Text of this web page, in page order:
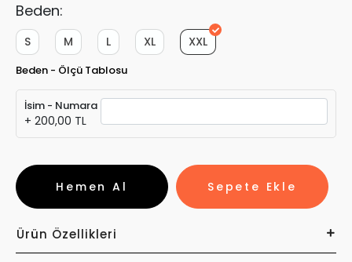
Beden:
XXL
XL
L
M
S
Beden - Ölçü Tablosu
İsim - Numara
+ 200,00 TL
Sepete Ekle
Hemen Al
Ürün Özellikleri